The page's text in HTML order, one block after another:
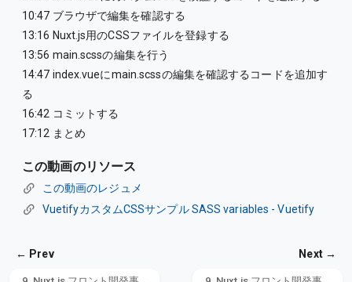
10:47 ブラウザで編集を確認する
13:16 Nuxt.js用のCSSファイルを登録する
13:56 main.scssの編集を行う
14:47 index.vueにmain.scssの編集を確認するコードを追加す
る
16:42 コミットする
17:12 まとめ
この動画のリソース
この動画のレジュメ
VuetifyカスタムCSSサンプル SASS variables - Vuetify
← Prev Next →